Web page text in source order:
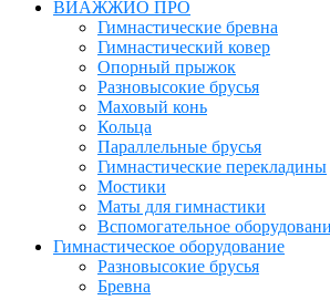
ВИАЖЖИО ПРО
Гимнастические бревна
Гимнастический ковер
Опорный прыжок
Разновысокие брусья
Маховый конь
Кольца
Параллельные брусья
Гимнастические перекладины
Мостики
Маты для гимнастики
Вспомогательное
Гимнастическое оборудование
Разновысокие брусья
Бревна